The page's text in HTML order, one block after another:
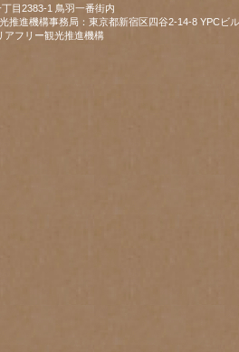
目2383-1 鳥羽一番街内
推進機構事務局：東京都新宿区四谷2-14-8 YPCビ
アフリー観光推進機構